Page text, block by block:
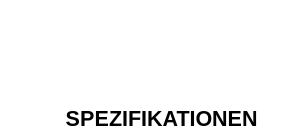
SPEZIFIKATIONEN